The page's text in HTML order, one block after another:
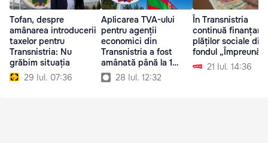
Tofan, despre
amânarea introducerii
taxelor pentru
Transnistria: Nu
grăbim situația
29 Iul. 07:36
Aplicarea TVA-ului
pentru agenții
economici din
Transnistria a fost
amânată până la 1
septembrie
28 Iul. 12:32
În Transnistria
continuă
plăților sociale din
fondul „Împreună”
21 Iul. 14:36